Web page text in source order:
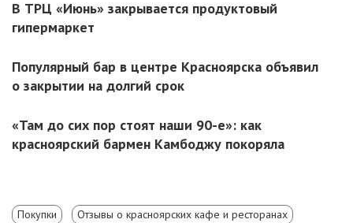
В ТРЦ «Июнь» закрывается продуктовый
гипермаркет
Популярный бар в центре Красноярска объявил
о закрытии на долгий срок
«Там до сих пор стоят наши 90-е»: как
красноярский бармен Камбоджу покоряла
Покупки Отзывы о красноярских кафе и ресторанах